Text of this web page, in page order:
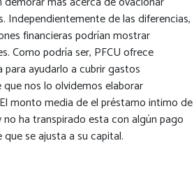
Independientemente de las diferencias,
financieras podrían mostrar
Como podrí­a ser, PFCU ofrece
ayudarlo a cubrir gastos
nos lo olvidemos elaborar
monto media de el préstamo intimo de
no ha transpirado esta con algún pago
se ajusta a su capital.